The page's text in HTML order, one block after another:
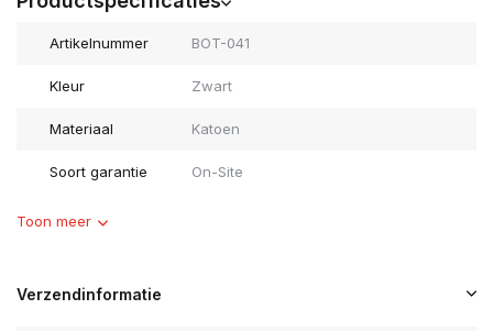
Artikelnummer BOT-041
Kleur Zwart
Materiaal Katoen
Soort garantie On-Site
Toon meer
Verzendinformatie